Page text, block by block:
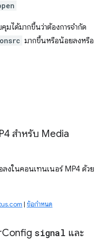
ได้มากขึ้นว่าต้องการจำกัด
มากขึ้นหรือน้อยลงหรือ
สำหรับ Media
ลงในคอนเทนเนอร์ MP4 ด้วย
| ข้อกำหนด
Config signal และ